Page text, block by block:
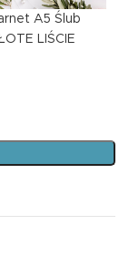
A5 Ślub
LIŚCIE